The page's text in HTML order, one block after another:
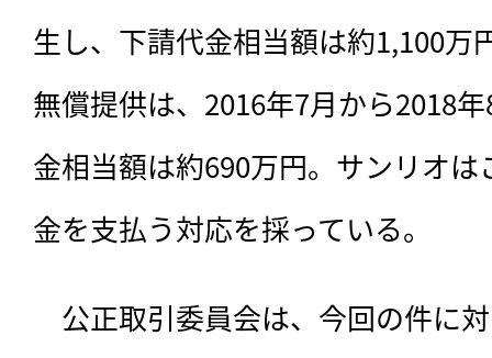
生し、下請代金相当額は約1,100万
無償提供は、2016年7月から2018
金相当額は約690万円。サンリオ
金を支払う対応を採っている。
公正取引委員会は、今回の件に